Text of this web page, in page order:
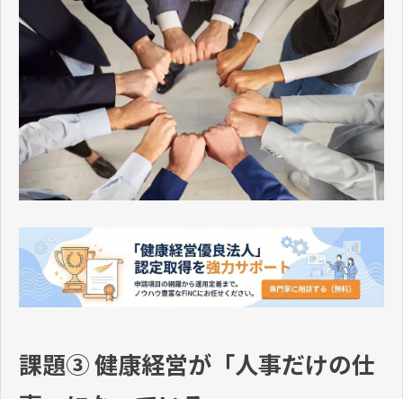
課題③ 健康経営が「人事だけの仕